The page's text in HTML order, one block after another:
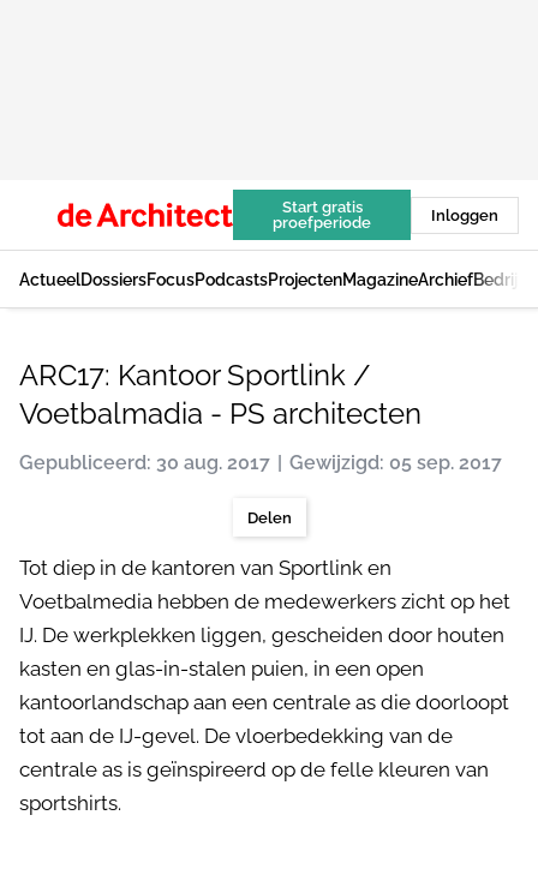
Start gratis
proefperiode
Inloggen
ActueelDossiersFocusPodcastsProjectenMagazineArchief
ARC17: Kantoor Sportlink /
Voetbalmadia - PS architecten
Gepubliceerd: 30 aug. 2017 Gewijzigd: 05 sep. 2017
Delen
Tot diep in de kantoren van Sportlink en
Voetbalmedia hebben de medewerkers zicht op het
IJ. De werkplekken liggen, gescheiden door houten
kasten en glas-in-stalen puien, in een open
kantoorlandschap aan een centrale as die doorloopt
tot aan de IJ-gevel. De vloerbedekking van de
centrale as is geïnspireerd op de felle kleuren van
sportshirts.